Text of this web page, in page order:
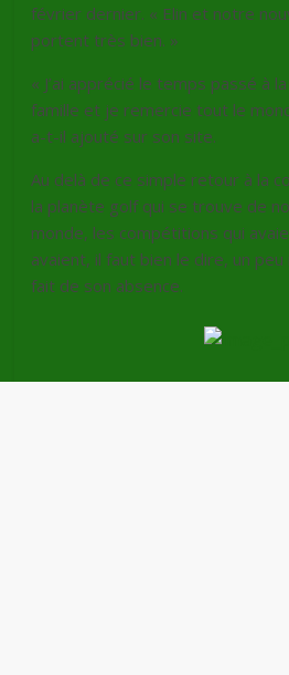
février dernier. « Elin et notre
portent très bien. »
« J’ai apprécié le temps passé à
famille et je remercie tout le
a-t-il ajouté sur son site.
Au delà de ce simple retour à la
la planète golf qui se trouve de
monde, les compétitions qui
avaient, il faut bien le dire, un
fait de son absence.